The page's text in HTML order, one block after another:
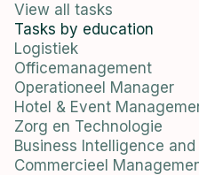
View all tasks
Tasks by education
Logistiek
Officemanagement
Operationeel Manager
Hotel & Event
Zorg en Technologie
Business Intelligence
Commercieel